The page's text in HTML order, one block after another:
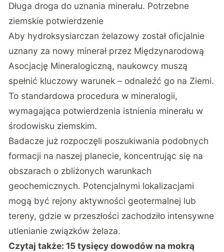
Długa droga do uznania minerału. Potrzebne
ziemskie potwierdzenie
Aby hydroksysiarczan żelazowy został oficjalnie
uznany za nowy minerał przez Międzynarodową
Asocjację Mineralogiczną, naukowcy muszą
spełnić kluczowy warunek – odnaleźć go na Ziemi.
To standardowa procedura w mineralogii,
wymagająca potwierdzenia istnienia minerału w
środowisku ziemskim.
Badacze już rozpoczęli poszukiwania podobnych
formacji na naszej planecie, koncentrując się na
obszarach o zbliżonych warunkach
geochemicznych. Potencjalnymi lokalizacjami
mogą być rejony aktywności geotermalnej lub
tereny, gdzie w przeszłości zachodziło intensywne
utlenianie związków żelaza.
Czytaj także:15 tysięcy dowodów na mokrą